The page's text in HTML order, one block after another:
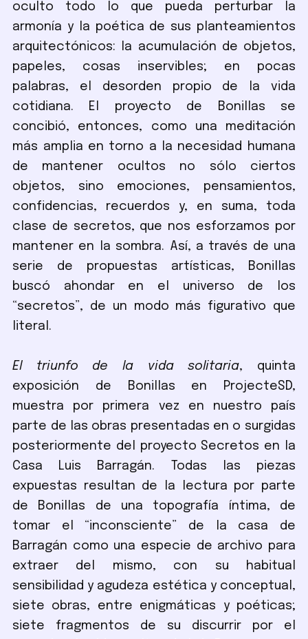
oculto todo lo que pueda perturbar la
armonía y la poética de sus planteamientos
arquitectónicos: la acumulación de objetos,
papeles, cosas inservibles; en pocas
palabras, el desorden propio de la vida
cotidiana. El proyecto de Bonillas se
concibió, entonces, como una meditación
más amplia en torno a la necesidad humana
de mantener ocultos no sólo ciertos
objetos, sino emociones, pensamientos,
confidencias, recuerdos y, en suma, toda
clase de secretos, que nos esforzamos por
mantener en la sombra. Así, a través de una
serie de propuestas artísticas, Bonillas
buscó ahondar en el universo de los
“secretos”, de un modo más figurativo que
literal.
El triunfo de la vida solitaria, quinta
exposición de Bonillas en ProjecteSD,
muestra por primera vez en nuestro país
parte de las obras presentadas en o surgidas
posteriormente del proyecto Secretos en la
Casa Luis Barragán. Todas las piezas
expuestas resultan de la lectura por parte
de Bonillas de una topografía íntima, de
tomar el “inconsciente” de la casa de
Barragán como una especie de archivo para
extraer del mismo, con su habitual
sensibilidad y agudeza estética y conceptual,
siete obras, entre enigmáticas y poéticas;
siete fragmentos de su discurrir por el